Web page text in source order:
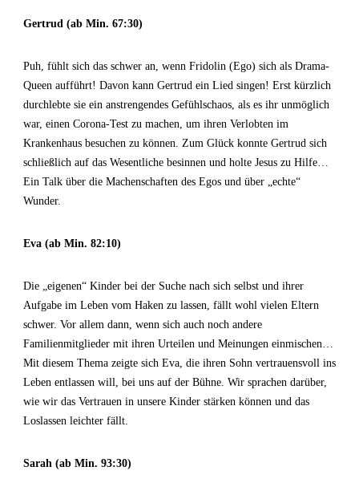
Gertrud (ab Min. 67:30)
Puh, fühlt sich das schwer an, wenn Fridolin (Ego) sich als Drama-
Queen aufführt! Davon kann Gertrud ein Lied singen! Erst kürzlich
durchlebte sie ein anstrengendes Gefühlschaos, als es ihr unmöglich
war, einen Corona-Test zu machen, um ihren Verlobten im
Krankenhaus besuchen zu können. Zum Glück konnte Gertrud sich
schließlich auf das Wesentliche besinnen und holte Jesus zu Hilfe…
Ein Talk über die Machenschaften des Egos und über „echte“
Wunder.
Eva (ab Min. 82:10)
Die „eigenen“ Kinder bei der Suche nach sich selbst und ihrer
Aufgabe im Leben vom Haken zu lassen, fällt wohl vielen Eltern
schwer. Vor allem dann, wenn sich auch noch andere
Familienmitglieder mit ihren Urteilen und Meinungen einmischen…
Mit diesem Thema zeigte sich Eva, die ihren Sohn vertrauensvoll ins
Leben entlassen will, bei uns auf der Bühne. Wir sprachen darüber,
wie wir das Vertrauen in unsere Kinder stärken können und das
Loslassen leichter fällt.
Sarah (ab Min. 93:30)